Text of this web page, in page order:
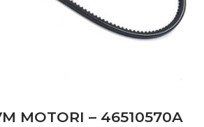
MOTORI – 46510570A